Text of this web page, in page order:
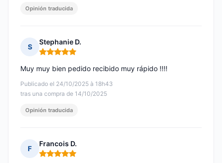
Opinión traducida
S
Stephanie D.
Nota: 5 de 5
Publicado el 24/10/2025 à 18h43
tras una compra de 14/10/2025
Muy muy bien pedido recibido muy rápido !!!!
Opinión traducida
F
Francois D.
Nota: 5 de 5